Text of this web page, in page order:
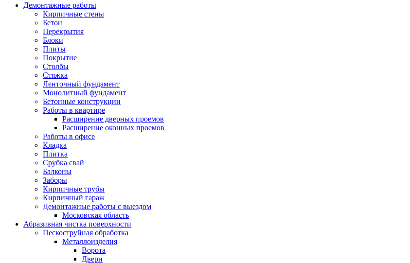
Демонтажные работы
Кирпичные стены
Бетон
Перекрытия
Блоки
Плиты
Покрытие
Столбы
Стяжка
Ленточный фундамент
Монолитный фундамент
Бетонные конструкции
Работы в квартире
Расширение дверных проемов
Расширение оконных проемов
Работы в офисе
Кладка
Плитка
Срубка свай
Балконы
Заборы
Кирпичные трубы
Кирпичный гараж
Демонтажные работы с выездом
Московская область
Абразивная чистка поверхности
Пескоструйная обработка
Металлоизделия
Ворота
Двери